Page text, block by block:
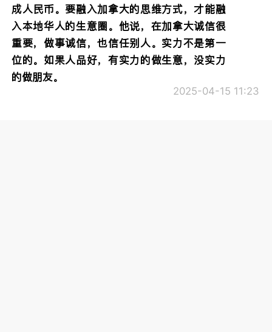
成人民币。要融入加拿大的思维方式，才能融
入本地华人的生意圈。他说，在加拿大诚信很
重要，做事诚信，也信任别人。实力不是第一
位的。如果人品好，有实力的做生意，没实力
的做朋友。
2025-04-15 11:23